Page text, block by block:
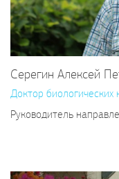
Серегин Алексей
Доктор
Руководитель